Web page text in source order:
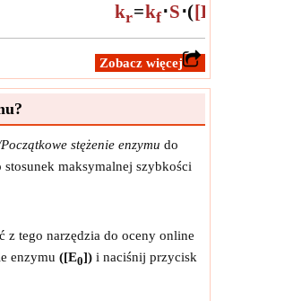
kr=kf⋅S⋅([E
​Zobacz więcej
stężenie enzymu do
maksymalnej szybkości
z tego narzędzia do oceny online
enzymu ([E0]) i naciśnij przycisk